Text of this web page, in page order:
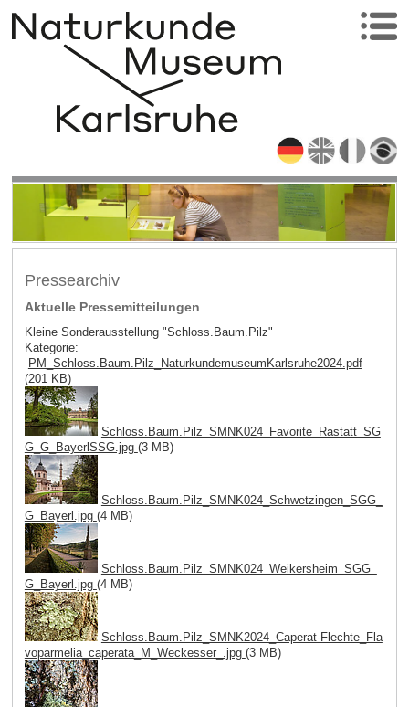
Pressearchiv
Aktuelle Pressemitteilungen
Kleine Sonderausstellung "Schloss.Baum.Pilz"
Kategorie:
PM_Schloss.Baum.Pilz_NaturkundemuseumKarlsruhe2024.pdf
(201 KB)
Schloss.Baum.Pilz_SMNK024_Favorite_Rastatt_SG
G_G_BayerlSSG.jpg (3 MB)
Schloss.Baum.Pilz_SMNK024_Schwetzingen_SGG_
G_Bayerl.jpg (4 MB)
Schloss.Baum.Pilz_SMNK024_Weikersheim_SGG_
G_Bayerl.jpg (4 MB)
Schloss.Baum.Pilz_SMNK2024_Caperat-Flechte_Fla
voparmelia_caperata_M_Weckesser_.jpg (3 MB)